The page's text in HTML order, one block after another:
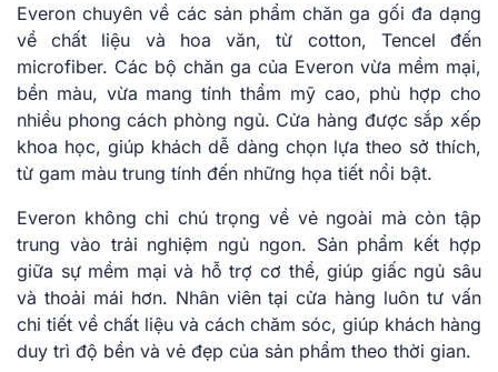
Everon chuyên về các sản phẩm chăn ga gối đa dạng
về chất liệu và hoa văn, từ cotton, Tencel đến
microfiber. Các bộ chăn ga của Everon vừa mềm mại,
bền màu, vừa mang tính thẩm mỹ cao, phù hợp cho
nhiều phong cách phòng ngủ. Cửa hàng được sắp xếp
khoa học, giúp khách dễ dàng chọn lựa theo sở thích,
từ gam màu trung tính đến những họa tiết nổi bật.
Everon không chỉ chú trọng về vẻ ngoài mà còn tập
trung vào trải nghiệm ngủ ngon. Sản phẩm kết hợp
giữa sự mềm mại và hỗ trợ cơ thể, giúp giấc ngủ sâu
và thoải mái hơn. Nhân viên tại cửa hàng luôn tư vấn
chi tiết về chất liệu và cách chăm sóc, giúp khách hàng
duy trì độ bền và vẻ đẹp của sản phẩm theo thời gian.